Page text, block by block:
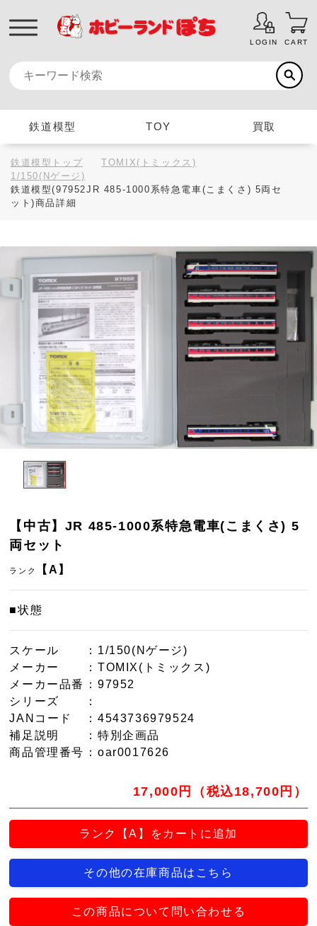
LOGIN CART
鉄道模型 TOY 買取
鉄道模型トップ
TOMIX(トミックス)
1/150(Nゲージ)
鉄道模型(97952JR 485-1000系特急電車(こまくさ) 5両セ
ット)商品詳細
【中古】JR 485-1000系特急電車(こまくさ) 5
両セット
ランク 【A】
■状態
スケール
：1/150(Nゲージ)
メーカー
：TOMIX(トミックス)
メーカー品番
：97952
シリーズ
：
JANコード
：4543736979524
補足説明
：特別企画品
商品管理番号 ：oar0017626
17,000円（税込18,700円）
ランク【A】をカートに追加
その他の在庫商品はこちら
この商品について問い合わせる